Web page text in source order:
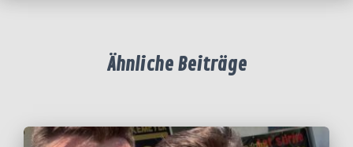
Ähnliche Beiträge